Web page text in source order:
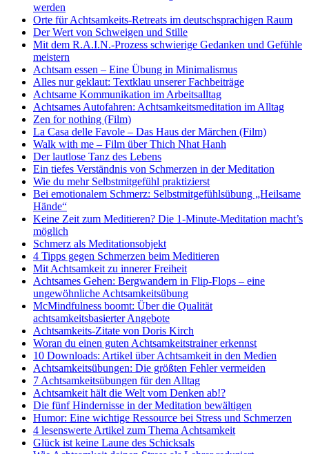
werden
Orte für Achtsamkeits-Retreats im deutschsprachigen Raum
Der Wert von Schweigen und Stille
Mit dem R.A.I.N.-Prozess schwierige Gedanken und Gefühle
meistern
Achtsam essen – Eine Übung in Minimalismus
Alles nur geklaut: Textklau unserer Fachbeiträge
Achtsame Kommunikation im Arbeitsalltag
Achtsames Autofahren: Achtsamkeitsmeditation im Alltag
Zen for nothing (Film)
La Casa delle Favole – Das Haus der Märchen (Film)
Walk with me – Film über Thich Nhat Hanh
Der lautlose Tanz des Lebens
Ein tiefes Verständnis von Schmerzen in der Meditation
Wie du mehr Selbstmitgefühl praktizierst
Bei emotionalem Schmerz: Selbstmitgefühlsübung „Heilsame
Hände“
Keine Zeit zum Meditieren? Die 1-Minute-Meditation macht’s
möglich
Schmerz als Meditationsobjekt
4 Tipps gegen Schmerzen beim Meditieren
Mit Achtsamkeit zu innerer Freiheit
Achtsames Gehen: Bergwandern in Flip-Flops – eine
ungewöhnliche Achtsamkeitsübung
McMindfulness boomt: Über die Qualität
achtsamkeitsbasierter Angebote
Achtsamkeits-Zitate von Doris Kirch
Woran du einen guten Achtsamkeitstrainer erkennst
10 Downloads: Artikel über Achtsamkeit in den Medien
Achtsamkeitsübungen: Die größten Fehler vermeiden
7 Achtsamkeitsübungen für den Alltag
Achtsamkeit hält die Welt vom Denken ab!?
Die fünf Hindernisse in der Meditation bewältigen
Humor: Eine wichtige Ressource bei Stress und Schmerzen
4 lesenswerte Artikel zum Thema Achtsamkeit
Glück ist keine Laune des Schicksals